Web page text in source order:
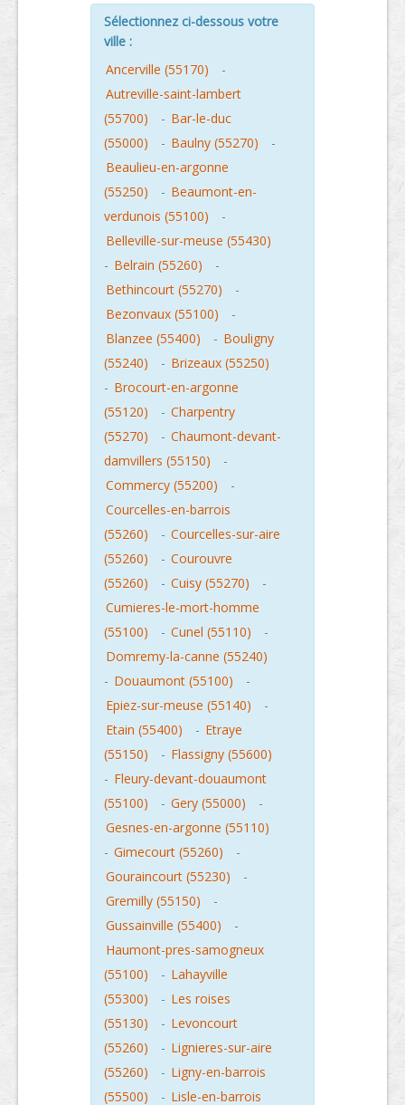
Sélectionnez ci-dessous votre
ville :
Ancerville (55170)
-
Autreville-saint-lambert
(55700)
- Bar-le-duc
(55000)
- Baulny (55270)
-
Beaulieu-en-argonne
(55250)
- Beaumont-en-
verdunois (55100)
-
Belleville-sur-meuse (55430)
- Belrain (55260)
-
Bethincourt (55270)
-
Bezonvaux (55100)
-
Blanzee (55400)
- Bouligny
(55240)
- Brizeaux (55250)
- Brocourt-en-argonne
(55120)
- Charpentry
(55270)
- Chaumont-devant-
damvillers (55150)
-
Commercy (55200)
-
Courcelles-en-barrois
(55260)
- Courcelles-sur-aire
(55260)
- Courouvre
(55260)
- Cuisy (55270)
-
Cumieres-le-mort-homme
(55100)
- Cunel (55110)
-
Domremy-la-canne (55240)
- Douaumont (55100)
-
Epiez-sur-meuse (55140)
-
Etain (55400)
- Etraye
(55150)
- Flassigny (55600)
- Fleury-devant-douaumont
(55100)
- Gery (55000)
-
Gesnes-en-argonne (55110)
- Gimecourt (55260)
-
Gouraincourt (55230)
-
Gremilly (55150)
-
Gussainville (55400)
-
Haumont-pres-samogneux
(55100)
- Lahayville
(55300)
- Les roises
(55130)
- Levoncourt
(55260)
- Lignieres-sur-aire
(55260)
- Ligny-en-barrois
(55500)
- Lisle-en-barrois